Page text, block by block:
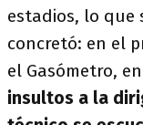
estadios, lo que
concretó: en el
el Gasómetro,
insultos a la